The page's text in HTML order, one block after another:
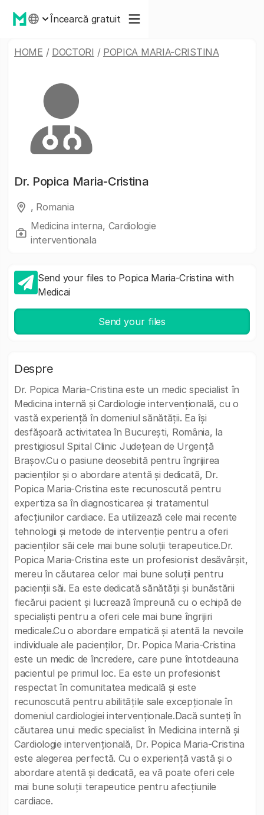
Încearcă gratuit
HOME / DOCTORI / POPICA MARIA-CRISTINA
Dr. Popica Maria-Cristina
, Romania
Medicina interna, Cardiologie
interventionala
Send your files to Popica Maria-Cristina with
Medicai
Send your files
Despre
Dr. Popica Maria-Cristina este un medic specialist în
Medicina internă și Cardiologie intervențională, cu o
vastă experiență în domeniul sănătății. Ea își
desfășoară activitatea în București, România, la
prestigiosul Spital Clinic Județean de Urgență
Brașov.Cu o pasiune deosebită pentru îngrijirea
pacienților și o abordare atentă și dedicată, Dr.
Popica Maria-Cristina este recunoscută pentru
expertiza sa în diagnosticarea și tratamentul
afecțiunilor cardiace. Ea utilizează cele mai recente
tehnologii și metode de intervenție pentru a oferi
pacienților săi cele mai bune soluții terapeutice.Dr.
Popica Maria-Cristina este un profesionist desăvârșit,
mereu în căutarea celor mai bune soluții pentru
pacienții săi. Ea este dedicată sănătății și bunăstării
fiecărui pacient și lucrează împreună cu o echipă de
specialiști pentru a oferi cele mai bune îngrijiri
medicale.Cu o abordare empatică și atentă la nevoile
individuale ale pacienților, Dr. Popica Maria-Cristina
este un medic de încredere, care pune întotdeauna
pacientul pe primul loc. Ea este un profesionist
respectat în comunitatea medicală și este
recunoscută pentru abilitățile sale excepționale în
domeniul cardiologiei intervenționale.Dacă sunteți în
căutarea unui medic specialist în Medicina internă și
Cardiologie intervențională, Dr. Popica Maria-Cristina
este alegerea perfectă. Cu o experiență vastă și o
abordare atentă și dedicată, ea vă poate oferi cele
mai bune soluții terapeutice pentru afecțiunile
cardiace.